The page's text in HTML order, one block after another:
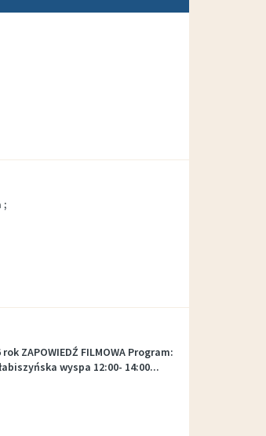
;
ZAPOWIEDŹ FILMOWA Program:
wyspa 12:00- 14:00...